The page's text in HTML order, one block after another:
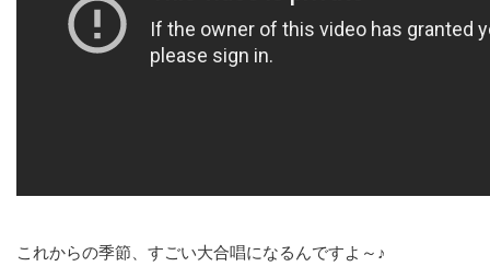
これからの季節、すごい大合唱になるんですよ～♪